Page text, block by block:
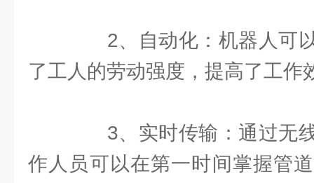
2、自动化：机器人可以
了工人的劳动强度，提高了工作
3、实时传输：通过无线
作人员可以在第一时间掌握管